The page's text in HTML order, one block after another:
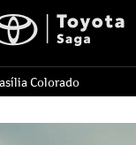
Colorado